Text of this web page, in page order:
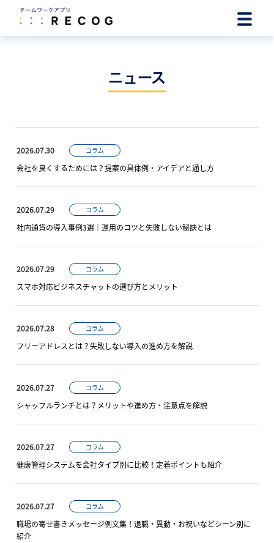
ニュース
2026.07.30 コラム
会社を良くするためには？提案の具体例・アイデアと通し方
2026.07.29 コラム
社内通貨の導入事例3選｜運用のコツと失敗しない秘訣とは
2026.07.29 コラム
スマホ対応ビジネスチャットの選び方とメリット
2026.07.28 コラム
フリーアドレスとは？失敗しない導入の進め方を解説
2026.07.27 コラム
シャッフルランチとは？メリットや進め方・注意点を解説
2026.07.27 コラム
健康管理システムを会社タイプ別に比較！定着ポイントも紹介
2026.07.27 コラム
職場の寄せ書きメッセージ例文集！退職・異動・お祝いなどシーン別に
紹介